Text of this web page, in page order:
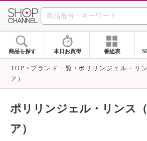
SHOP
商品を探す 本日お買得 番組表
TOP ブランド一覧
ポリリンジェル・リ
ア）
ポリリンジェル・リンス
ア）